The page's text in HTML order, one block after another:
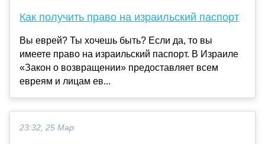
Как получить право на израильский паспорт
Вы еврей? Ты хочешь быть? Если да, то вы
имеете право на израильский паспорт. В Израиле
«Закон о возвращении» предоставляет всем
евреям и лицам ев...
23:32, 25 Мар